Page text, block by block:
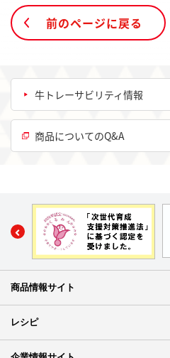
前のページに戻る
牛トレーサビリティ情報
商品についてのQ&A
商品情報サイト
レシピ